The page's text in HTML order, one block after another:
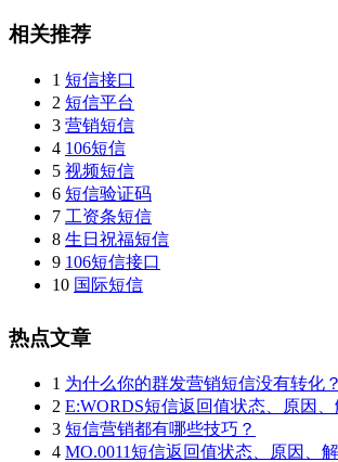
相关推荐
1 短信接口
2 短信平台
3 营销短信
4 106短信
5 视频短信
6 短信验证码
7 工资条短信
8 生日祝福短信
9 106短信接口
10 国际短信
热点文章
1 为什么你的群发营销短信没有转化？
2 E:WORDS短信返回值状态、原因
3 短信营销都有哪些技巧？
4 MO.0011短信返回值状态、原因、